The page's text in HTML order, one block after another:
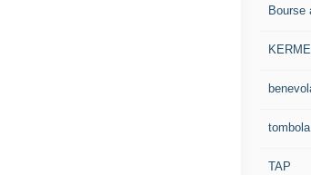
Bourse
tombola
TAP